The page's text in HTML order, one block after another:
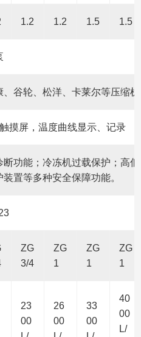
1.2 1.2 1.5 1.5
、谷轮、松洋、卡莱尔等压缩机
摸屏，温度曲线显示、记录
断功能；冷冻机过载保护；高
置等多种安全保障功能。
ZG
3/4
ZG
1
ZG
1
ZG
1
23
00
26
00
33
00
40
00
L/